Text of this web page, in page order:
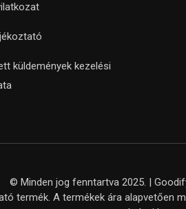
küldemények kezelési
© Minden jog fenntartva 2025. |
termék. A termékek ára alapvetően